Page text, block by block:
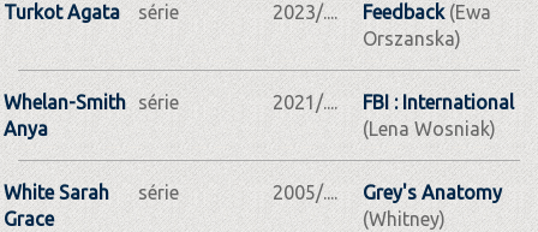
Turkot Agata série 2023/.... Feedback(Ewa
Orszanska)
Whelan-Smith
Anya
série 2021/....
FBI : International
(Lena Wosniak)
White Sarah
Grace
série 2005/....
Grey's Anatomy
(Whitney)